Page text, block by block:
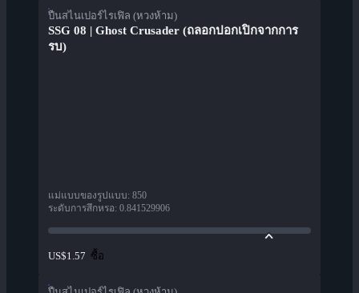
ปืนสไนเปอร์ไรเฟิล (หวงห้าม)
SSG 08 | Ghost Crusader (ถลอกปอกเปิกจากการ
รบ)
แม่แบบของรูปแบบ: 850
ระดับการสึกหรอ: 0.841529906
US$1.57 ซื้อ